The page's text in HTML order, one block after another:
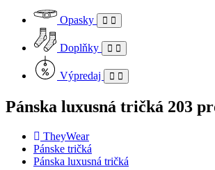
Opasky
Doplňky
Výpredaj
Pánska luxusná tričká 203
TheyWear
Pánske tričká
Pánska luxusná tričká